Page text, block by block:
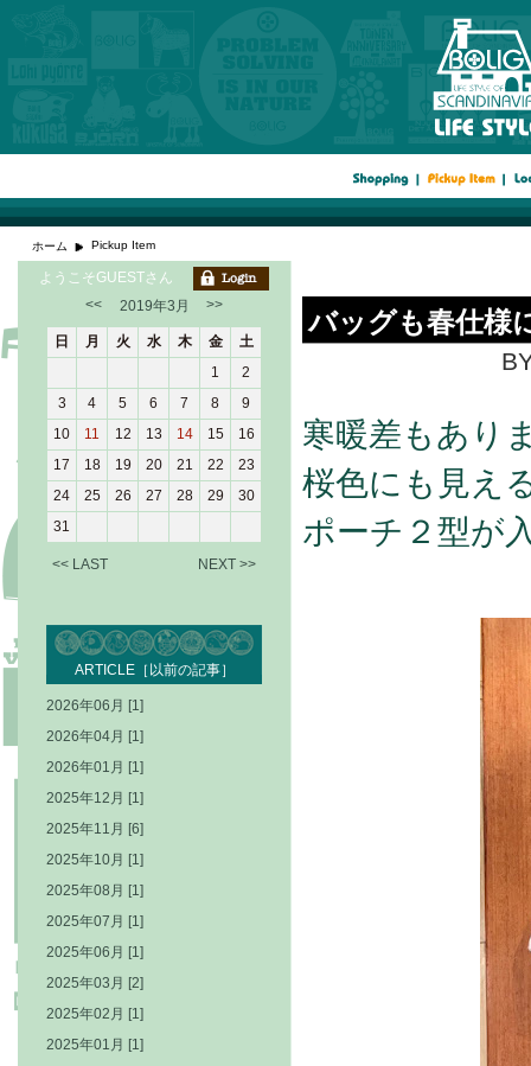
ホーム Pickup Item
バッグも春仕様
寒暖差もあり
桜色にも見え
ポーチ２型が
ようこそGUESTさん
<<
2019年3月 >>
日 月 火 水 木 金
土
1
2
3
4 5 6 7 8
9
10
11 12 13 14 15
16
17
18 19 20 21 22
23
24
25 26 27 28 29
30
31
<< LAST NEXT >>
ARTICLE［以前の記事］
2026年06月 [1]
2026年04月 [1]
2026年01月 [1]
2025年12月 [1]
2025年11月 [6]
2025年10月 [1]
2025年08月 [1]
2025年07月 [1]
2025年06月 [1]
2025年03月 [2]
2025年02月 [1]
2025年01月 [1]